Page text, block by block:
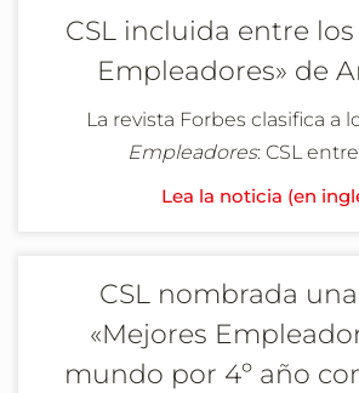
CSL incluida entre los
Empleadores» de
La revista Forbes clasifica a
Empleadores: CSL
Lea la noticia (en
CSL nombrada
«Mejores
mundo por 4º año